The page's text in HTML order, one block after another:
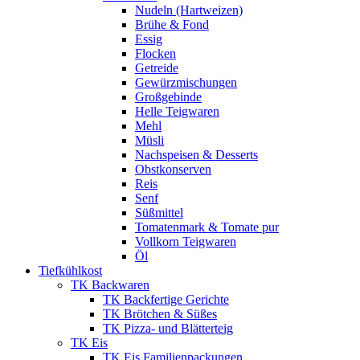
Nudeln (Hartweizen)
Brühe & Fond
Essig
Flocken
Getreide
Gewürzmischungen
Großgebinde
Helle Teigwaren
Mehl
Müsli
Nachspeisen & Desserts
Obstkonserven
Reis
Senf
Süßmittel
Tomatenmark & Tomate pur
Vollkorn Teigwaren
Öl
Tiefkühlkost
TK Backwaren
TK Backfertige Gerichte
TK Brötchen & Süßes
TK Pizza- und Blätterteig
TK Eis
TK Eis Familienpackungen